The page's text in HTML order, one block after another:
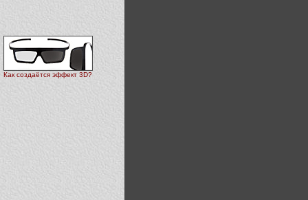
Как создаётся эффект 3D?